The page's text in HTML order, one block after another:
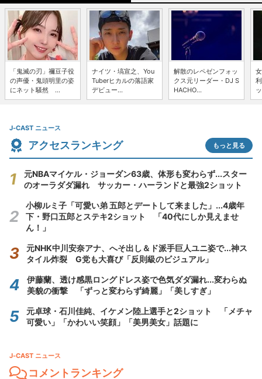
「鬼滅の刃」禰豆子役
の声優・鬼頭明里の姿
にネット騒然 ...
ナイツ・塙宣之、You
Tuberヒカルの落語家
デビュー...
解散のレペゼンフォッ
クス元リーダー・DJ S
HACHO...
J-CAST ニュース
アクセスランキング もっと見る
元NBAマイケル・ジョーダン63歳、体形も変わらず...スター
のオーラダダ漏れ サッカー・ハーランドと最強2ショット
小柳ルミ子「可愛い弟 五郎とデートして来ました」...4歳年
下・野口五郎とステキ2ショット 「40代にしか見えませ
ん！」
元NHK中川安奈アナ、へそ出し＆ド派手巨人ユニ姿で...神ス
タイル炸裂 G党も大喜び「反則級のビジュアル」
伊藤蘭、透け感黒ロングドレス姿で色気ダダ漏れ...変わらぬ
美貌の衝撃 「ずっと変わらず綺麗」「美しすぎ」
元卓球・石川佳純、イケメン陸上選手と2ショット 「メチャ
可愛い」「かわいい笑顔」「美男美女」話題に
J-CAST ニュース
コメントランキング